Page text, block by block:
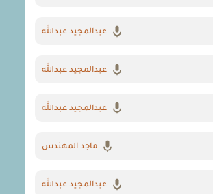
عبدالمجيد عبدالله
عبدالمجيد عبدالله
عبدالمجيد عبدالله
ماجد المهندس
عبدالمجيد عبدالله